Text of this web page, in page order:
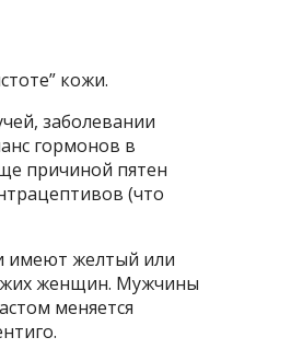
кожи.
заболевании
гормонов в
причиной пятен
(что
имеют желтый или
женщин. Мужчины
меняется